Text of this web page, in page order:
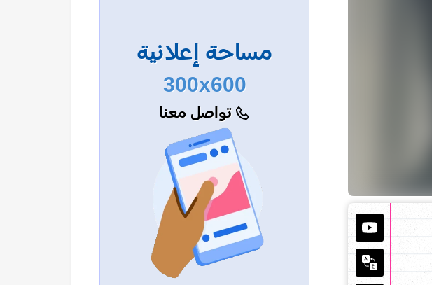
مساحة إعلانية
300x600
تواصل معنا